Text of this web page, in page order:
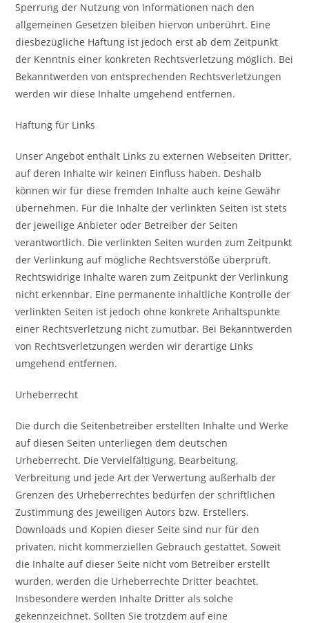
Sperrung der Nutzung von Informationen nach den
allgemeinen Gesetzen bleiben hiervon unberührt. Eine
diesbezügliche Haftung ist jedoch erst ab dem Zeitpunkt
der Kenntnis einer konkreten Rechtsverletzung möglich. Bei
Bekanntwerden von entsprechenden Rechtsverletzungen
werden wir diese Inhalte umgehend entfernen.
Haftung für Links
Unser Angebot enthält Links zu externen Webseiten Dritter,
auf deren Inhalte wir keinen Einfluss haben. Deshalb
können wir für diese fremden Inhalte auch keine Gewähr
übernehmen. Für die Inhalte der verlinkten Seiten ist stets
der jeweilige Anbieter oder Betreiber der Seiten
verantwortlich. Die verlinkten Seiten wurden zum Zeitpunkt
der Verlinkung auf mögliche Rechtsverstöße überprüft.
Rechtswidrige Inhalte waren zum Zeitpunkt der Verlinkung
nicht erkennbar. Eine permanente inhaltliche Kontrolle der
verlinkten Seiten ist jedoch ohne konkrete Anhaltspunkte
einer Rechtsverletzung nicht zumutbar. Bei Bekanntwerden
von Rechtsverletzungen werden wir derartige Links
umgehend entfernen.
Urheberrecht
Die durch die Seitenbetreiber erstellten Inhalte und Werke
auf diesen Seiten unterliegen dem deutschen
Urheberrecht. Die Vervielfältigung, Bearbeitung,
Verbreitung und jede Art der Verwertung außerhalb der
Grenzen des Urheberrechtes bedürfen der schriftlichen
Zustimmung des jeweiligen Autors bzw. Erstellers.
Downloads und Kopien dieser Seite sind nur für den
privaten, nicht kommerziellen Gebrauch gestattet. Soweit
die Inhalte auf dieser Seite nicht vom Betreiber erstellt
wurden, werden die Urheberrechte Dritter beachtet.
Insbesondere werden Inhalte Dritter als solche
gekennzeichnet. Sollten Sie trotzdem auf eine